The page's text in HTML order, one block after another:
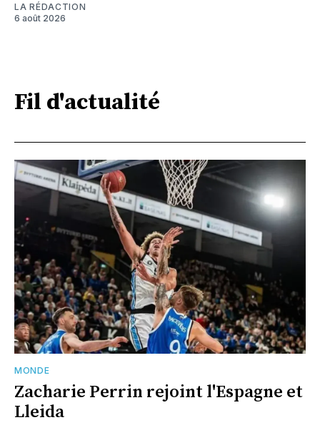
LA RÉDACTION
6 août 2026
Fil d'actualité
MONDE
Zacharie Perrin rejoint l'Espagne et
Lleida